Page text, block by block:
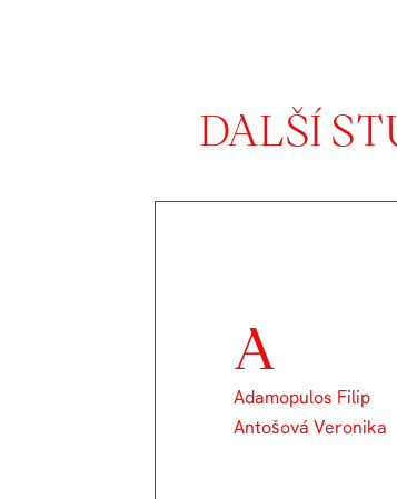
DALŠÍ
A
Adamopulos Filip
Antošová Veronika